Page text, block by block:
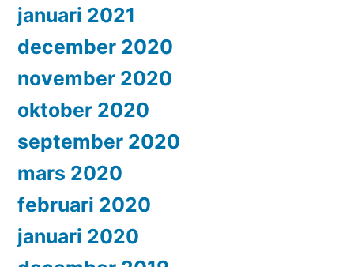
januari 2021
december 2020
november 2020
oktober 2020
september 2020
mars 2020
februari 2020
januari 2020